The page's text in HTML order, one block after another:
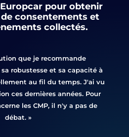
pour obtenir
de consentements et
collectés.
que je recommande
robustesse et sa capacité à
au fil du temps. J'ai vu
ces dernières années. Pour
les CMP, il n'y a pas de
débat. »